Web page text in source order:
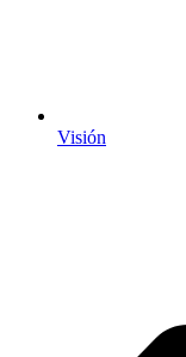
Visión